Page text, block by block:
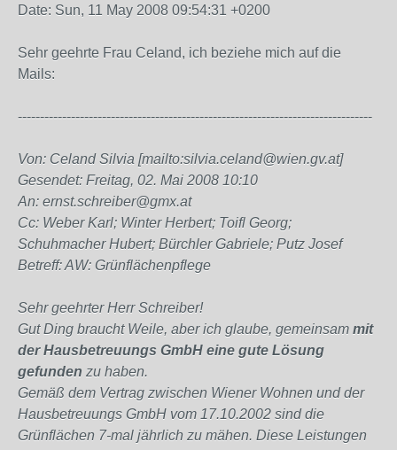
Date: Sun, 11 May 2008 09:54:31 +0200
Sehr geehrte Frau Celand, ich beziehe mich auf die
Mails:
--------------------------------------------------------------------------------
Von: Celand Silvia [mailto:silvia.celand@wien.gv.at]
Gesendet: Freitag, 02. Mai 2008 10:10
An: ernst.schreiber@gmx.at
Cc: Weber Karl; Winter Herbert; Toifl Georg;
Schuhmacher Hubert; Bürchler Gabriele; Putz Josef
Betreff: AW: Grünflächenpflege
Sehr geehrter Herr Schreiber!
Gut Ding braucht Weile, aber ich glaube, gemeinsam mit
der Hausbetreuungs GmbH eine gute Lösung
gefunden zu haben.
Gemäß dem Vertrag zwischen Wiener Wohnen und der
Hausbetreuungs GmbH vom 17.10.2002 sind die
Grünflächen 7-mal jährlich zu mähen. Diese Leistungen